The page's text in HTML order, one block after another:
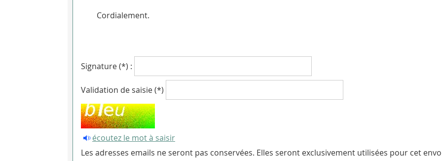
Cordialement.
Signature (*) :
Validation de saisie (*)
écoutez le mot à saisir
Les adresses emails ne seront pas conservées. Elles seront exclusivement utilisées pour cet